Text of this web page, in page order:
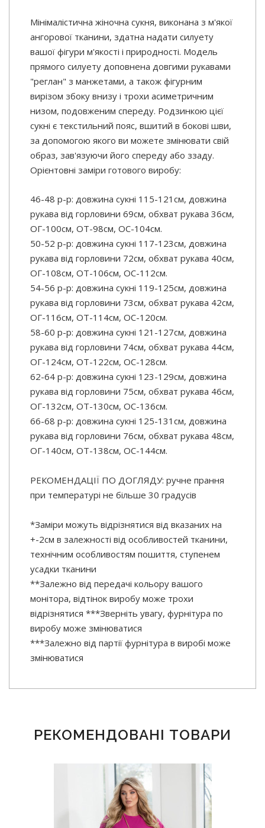
Мінімалістична жіночна сукня, виконана з м'якої
ангорової тканини, здатна надати силуету
вашої фігури м'якості і природності. Модель
прямого силуету доповнена довгими рукавами
"реглан" з манжетами, а також фігурним
вирізом збоку внизу і трохи асиметричним
низом, подовженим спереду. Родзинкою цієї
сукні є текстильний пояс, вшитий в бокові шви,
за допомогою якого ви можете змінювати свій
образ, зав'язуючи його спереду або ззаду.
Орієнтовні заміри готового виробу:
46-48 р-р: довжина сукні 115-121см, довжина
рукава від горловини 69см, обхват рукава 36см,
ОГ-100см, ОТ-98см, ОС-104см.
50-52 р-р: довжина сукні 117-123см, довжина
рукава від горловини 72см, обхват рукава 40см,
ОГ-108см, ОТ-106см, ОС-112см.
54-56 р-р: довжина сукні 119-125см, довжина
рукава від горловини 73см, обхват рукава 42см,
ОГ-116см, ОТ-114см, ОС-120см.
58-60 р-р: довжина сукні 121-127см, довжина
рукава від горловини 74см, обхват рукава 44см,
ОГ-124см, ОТ-122см, ОС-128см.
62-64 р-р: довжина сукні 123-129см, довжина
рукава від горловини 75см, обхват рукава 46см,
ОГ-132см, ОТ-130см, ОС-136см.
66-68 р-р: довжина сукні 125-131см, довжина
рукава від горловини 76см, обхват рукава 48см,
ОГ-140см, ОТ-138см, ОС-144см.
РЕКОМЕНДАЦІЇ ПО ДОГЛЯДУ: ручне прання
при температурі не більше 30 градусів
*Заміри можуть відрізнятися від вказаних на
+-2см в залежності від особливостей тканини,
технічним особливостям пошиття, ступенем
усадки тканини
**Залежно від передачі кольору вашого
монітора, відтінок виробу може трохи
відрізнятися ***Зверніть увагу, фурнітура по
виробу може змінюватися
***Залежно від партії фурнітура в виробі може
змінюватися
РЕКОМЕНДОВАНІ ТОВАРИ